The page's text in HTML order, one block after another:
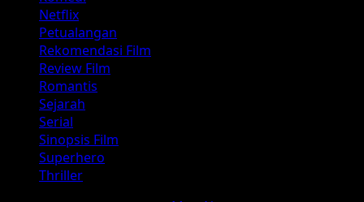
Netflix
Petualangan
Rekomendasi Film
Review Film
Romantis
Sejarah
Serial
Sinopsis Film
Superhero
Thriller